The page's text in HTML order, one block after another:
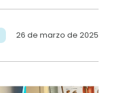
26 de marzo de 2025